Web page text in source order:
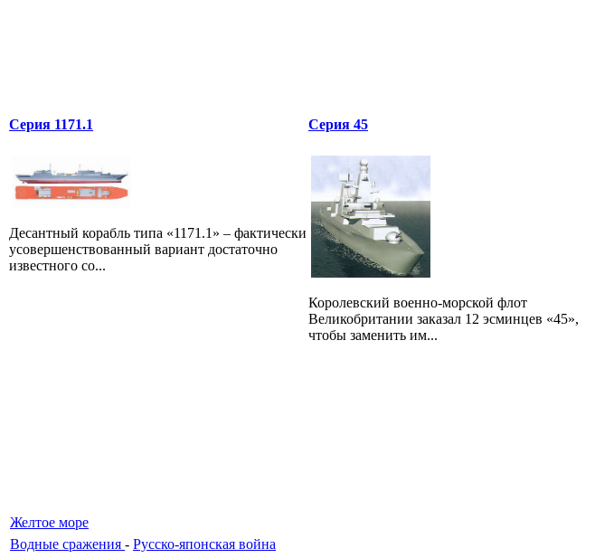
Серия 1171.1
Десантный корабль типа «1171.1» – фактически
усовершенствованный вариант достаточно
известного со...
Серия 45
Королевский военно-морской флот
Великобритании заказал 12 эсминцев «45»,
чтобы заменить им...
Желтое море
Водные сражения - Русско-японская война